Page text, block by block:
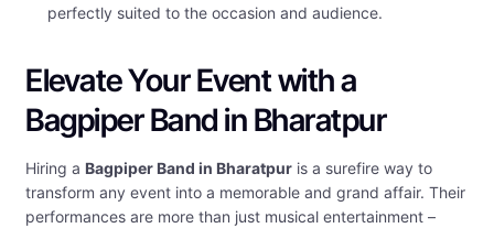
perfectly suited to the occasion and audience.
Elevate Your Event with a
Bagpiper Band in Bharatpur
Hiring a Bagpiper Band in Bharatpur is a surefire way to
transform any event into a memorable and grand affair. Their
performances are more than just musical entertainment –